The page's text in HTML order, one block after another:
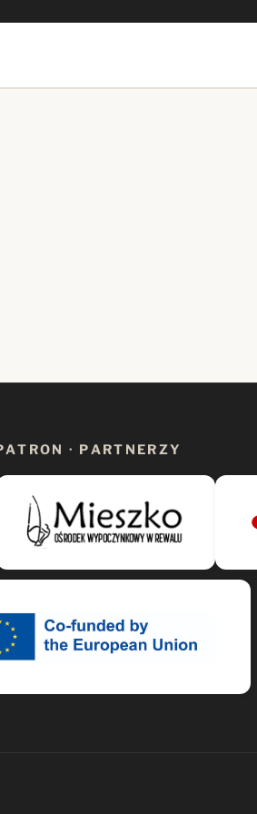
· PARTNERZY